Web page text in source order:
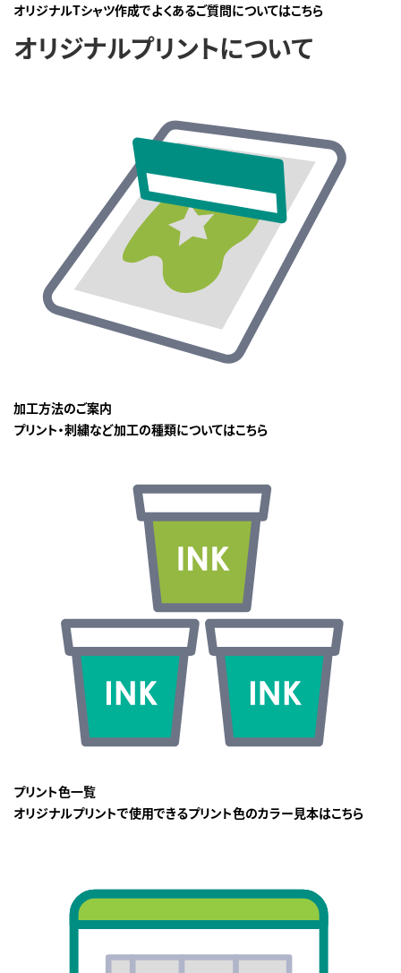
オリジナルTシャツ作成でよくあるご質問についてはこちら
オリジナルプリントについて
加工方法のご案内
プリント・刺繍など加工の種類についてはこちら
プリント色一覧
オリジナルプリントで使用できるプリント色のカラー見本はこちら